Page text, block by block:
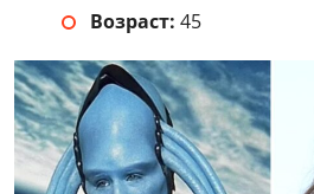
Возраст: 45